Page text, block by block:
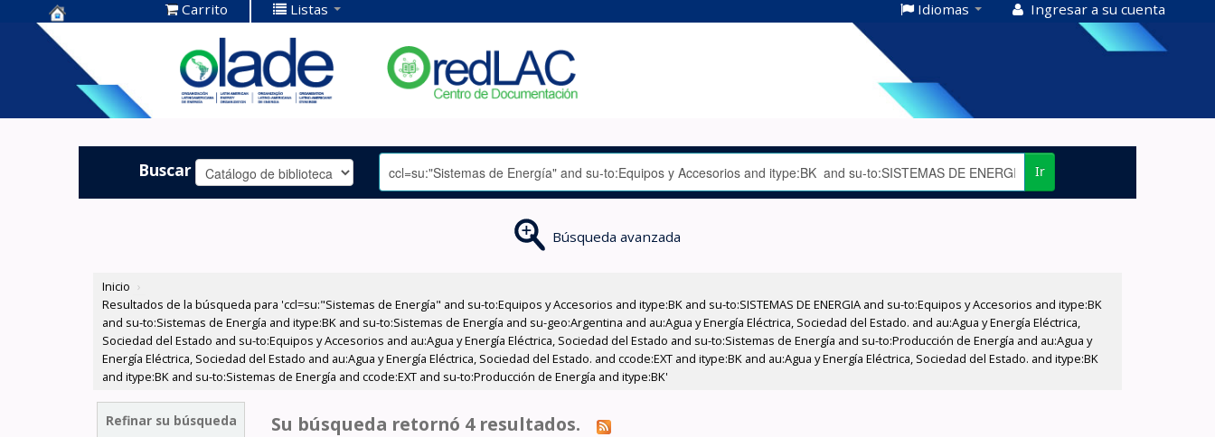
Centro de
Documentación
OLADE -
Carrito Listas Idiomas Ingresar a su cuenta
Buscar Ir
Búsqueda avanzada
Inicio ›
Resultados de la búsqueda para 'ccl=su:"Sistemas de Energía" and su-to:Equipos y Accesorios and itype:BK and su-to:SISTEMAS DE ENERGIA and su-to:Equipos y Accesorios and itype:BK
and su-to:Sistemas de Energía and itype:BK and su-to:Sistemas de Energía and su-geo:Argentina and au:Agua y Energía Eléctrica, Sociedad del Estado. and au:Agua y Energía Eléctrica,
Sociedad del Estado and su-to:Equipos y Accesorios and au:Agua y Energía Eléctrica, Sociedad del Estado and su-to:Sistemas de Energía and su-to:Producción de Energía and au:Agua y
Energía Eléctrica, Sociedad del Estado and au:Agua y Energía Eléctrica, Sociedad del Estado. and ccode:EXT and itype:BK and au:Agua y Energía Eléctrica, Sociedad del Estado. and itype:BK
and itype:BK and su-to:Sistemas de Energía and ccode:EXT and su-to:Producción de Energía and itype:BK'
Refinar su búsqueda Su búsqueda retornó 4 resultados.